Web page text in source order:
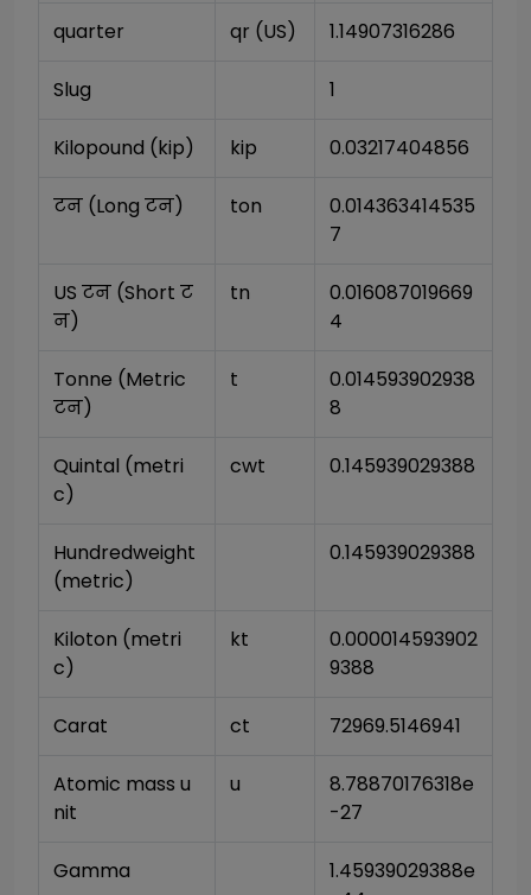
quarter qr (US) 1.14907316286
Slug 1
Kilopound (kip) kip 0.03217404856
टन (Long टन) ton
0.014363414535
7
US टन (Short ट
न)
tn
0.016087019669
4
Tonne (Metric
टन)
t
0.014593902938
8
Quintal (metri
c)
cwt 0.145939029388
Hundredweight
(metric)
0.145939029388
Kiloton (metri
c)
kt
0.000014593902
9388
Carat ct 72969.5146941
Atomic mass u
nit
u
8.78870176318e
-27
Gamma
1.45939029388e